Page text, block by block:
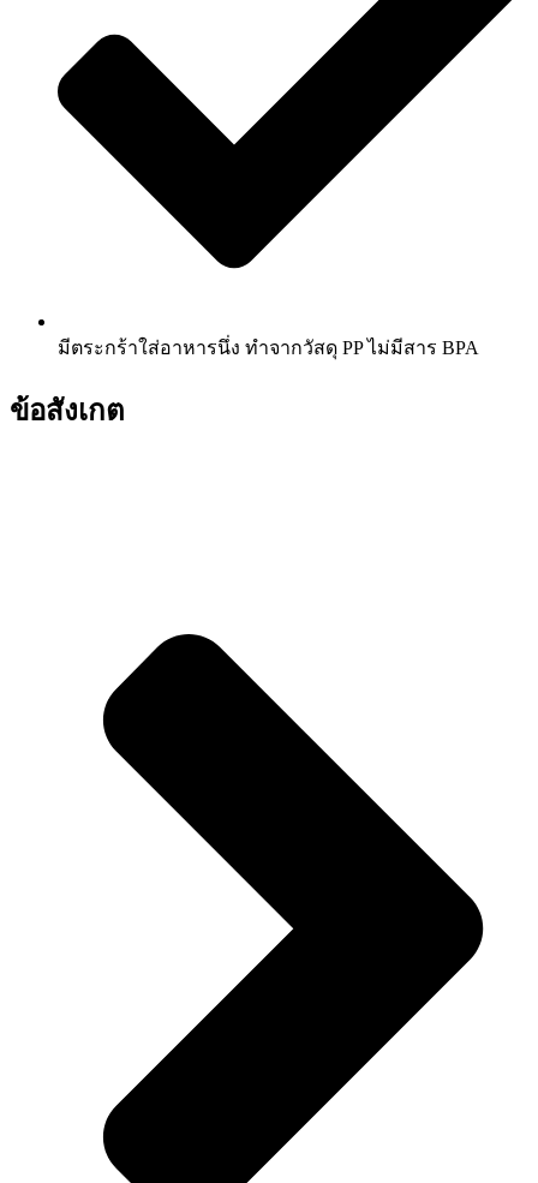
มีตระกร้าใส่อาหารนึ่ง ทำจากวัสดุ PP ไม่มีสาร BPA
ข้อสังเกต